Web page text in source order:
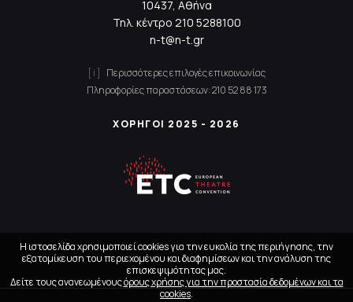
10437, Αθήνα
Τηλ. κέντρο 210 5288100
n-t@n-t.gr
Περισσότερες επιλογές επικοινωνίας
Πληροφορίες παραστάσεων:210 52 88 173
ΧΟΡΗΓΟΙ 2025 - 2026
Η ιστοσελίδα χρησιμοποιεί cookies για την ευκολία της περιήγησης, την
εξατομίκευση του περιεχομένου και διαφημίσεων και την ανάλυση της
επισκεψιμότητας μας.
Δείτε τους ανανεωμένουςόρους χρήσης για την προστασία δεδομένων και τα
cookies.